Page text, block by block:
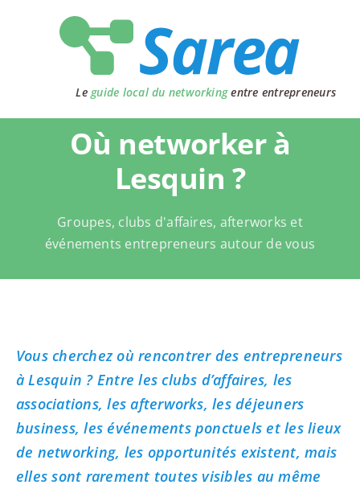
Le guide local du networkingentre entrepreneurs
Où networker à
Lesquin ?
Groupes, clubs d'affaires, afterworks et
événements entrepreneurs autour de vous
Vous cherchez où rencontrer des entrepreneurs
à Lesquin ? Entre les clubs d’affaires, les
associations, les afterworks, les déjeuners
business, les événements ponctuels et les lieux
de networking, les opportunités existent, mais
elles sont rarement toutes visibles au même